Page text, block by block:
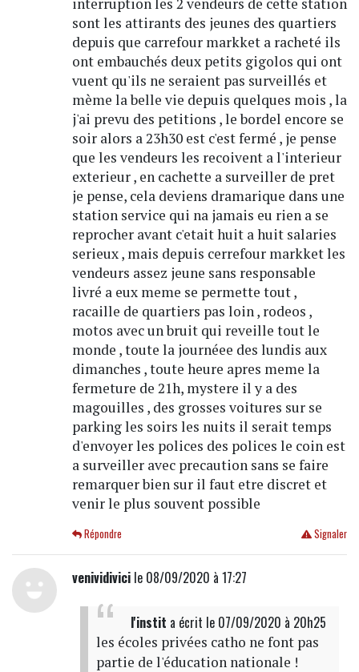
sont les attirants des jeunes des quartiers
depuis que carrefour markket a racheté ils
ont embauchés deux petits gigolos qui ont
vuent qu'ils ne seraient pas surveillés et
mème la belle vie depuis quelques mois , la
j'ai prevu des petitions , le bordel encore se
soir alors a 23h30 est c'est fermé , je pense
que les vendeurs les recoivent a l'interieur
exterieur , en cachette a surveiller de pret
je pense, cela deviens dramarique dans une
station service qui na jamais eu rien a se
reprocher avant c'etait huit a huit salaries
serieux , mais depuis cerrefour markket les
vendeurs assez jeune sans responsable
livré a eux meme se permette tout ,
racaille de quartiers pas loin , rodeos ,
motos avec un bruit qui reveille tout le
monde , toute la journéee des lundis aux
dimanches , toute heure apres meme la
fermeture de 21h, mystere il y a des
magouilles , des grosses voitures sur se
parking les soirs les nuits il serait temps
d'envoyer les polices des polices le coin est
a surveiller avec precaution sans se faire
remarquer bien sur il faut etre discret et
venir le plus souvent possible
Signaler
Répondre
venividivicile 08/09/2020 à 17:27
l'instit a écrit le 07/09/2020 à 20h25
les écoles privées catho ne font pas
partie de l'éducation nationale !